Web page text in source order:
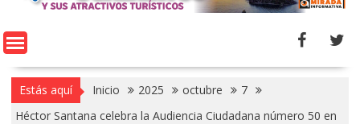
Estás aquí Inicio 2025 octubre
7
Héctor Santana celebra la Audiencia Ciudadana número 50 en